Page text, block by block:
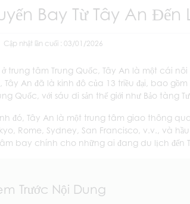
Bay Từ Tây An Đến
Cập nhật lần cuối : 03/01/2026
ở trung tâm Trung Quốc, Tây An là một cái
Tây An đã là kinh đô của 13 triều đại, bao
Quốc, với sáu di sản thế giới như Bảo tàng
đó, Tây An là một trung tâm giao thông
Rome, Sydney, San Francisco, v.v., và
bay chính cho những ai đang du lịch đến
Trước Nội Dung